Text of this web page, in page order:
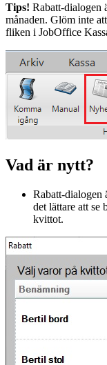
Tips! Rabatt-dialogen
månaden. Glöm inte
fliken i JobOffice
Vad är nytt?
Rabatt-dialogen
det lättare att se
kvittot.